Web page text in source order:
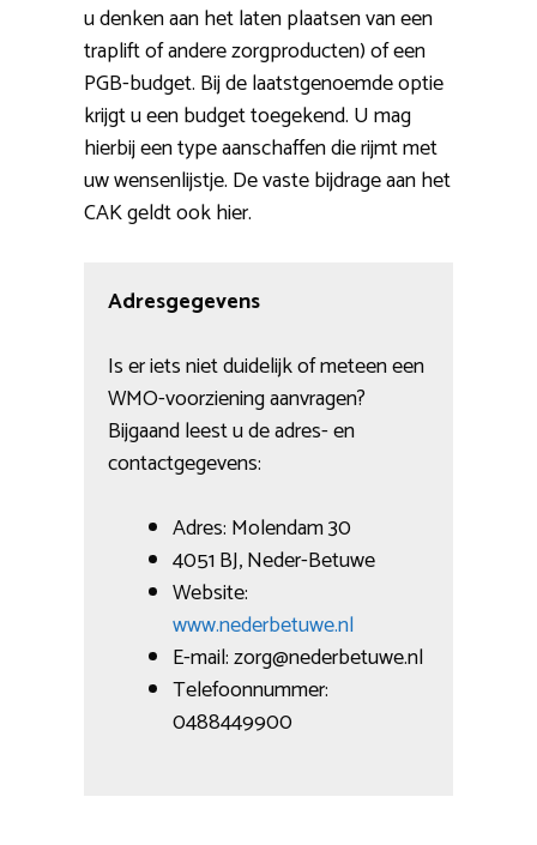
u denken aan het laten plaatsen van een
traplift of andere zorgproducten) of een
PGB-budget. Bij de laatstgenoemde optie
krijgt u een budget toegekend. U mag
hierbij een type aanschaffen die rijmt met
uw wensenlijstje. De vaste bijdrage aan het
CAK geldt ook hier.
Adresgegevens
Is er iets niet duidelijk of meteen een
WMO-voorziening aanvragen?
Bijgaand leest u de adres- en
contactgegevens:
Adres: Molendam 30
4051 BJ, Neder-Betuwe
Website:
www.nederbetuwe.nl
E-mail: zorg@nederbetuwe.nl
Telefoonnummer:
0488449900